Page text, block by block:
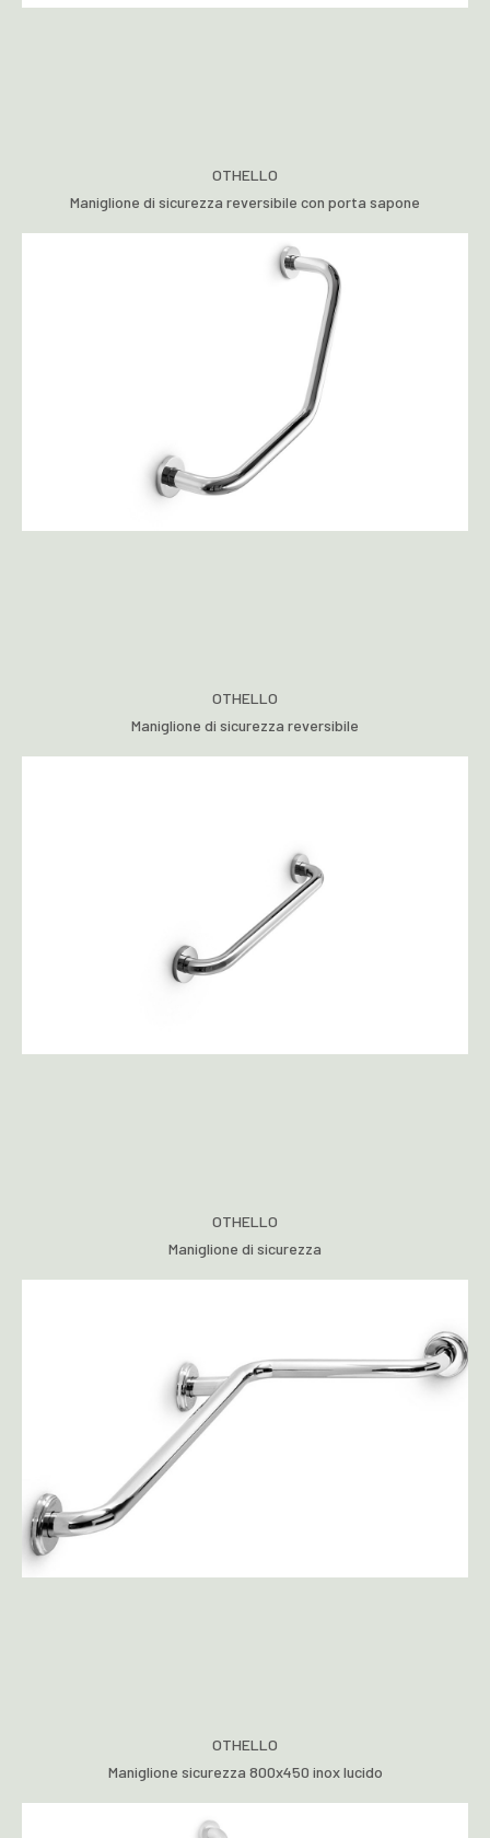
OTHELLO
Maniglione di sicurezza reversibile con porta sapone
OTHELLO
Maniglione di sicurezza reversibile
OTHELLO
Maniglione di sicurezza
OTHELLO
Maniglione sicurezza 800x450 inox lucido